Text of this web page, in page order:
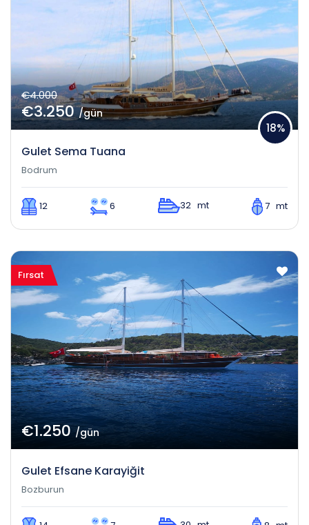
€4.000
€3.250/gün
Gulet Sema Tuana
18%
Bodrum
12 6 32 mt 7 mt
Fırsat
€1.250/gün
Gulet Efsane Karayiğit
Bozburun